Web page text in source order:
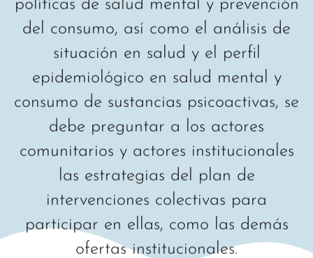
del consumo, así como el análisis de
situación en salud y el perfil
epidemiológico en salud mental y
consumo de sustancias psicoactivas, se
debe preguntar a los actores
comunitarios y actores institucionales
las estrategias del plan de
intervenciones colectivas para
participar en ellas, como las demás
ofertas institucionales.